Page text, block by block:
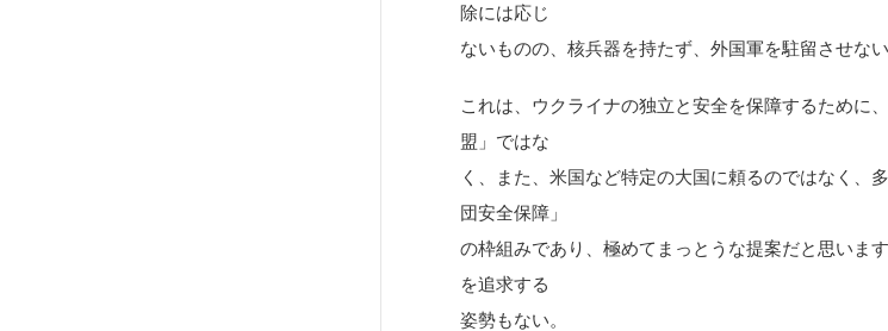
除には応じ
ないものの、核兵器を持たず、外国軍を駐留させな
これは、ウクライナの独立と安全を保障するために
盟」ではな
く、また、米国など特定の大国に頼るのではなく、
団安全保障」
の枠組みであり、極めてまっとうな提案だと思いま
を追求する
姿勢もない。